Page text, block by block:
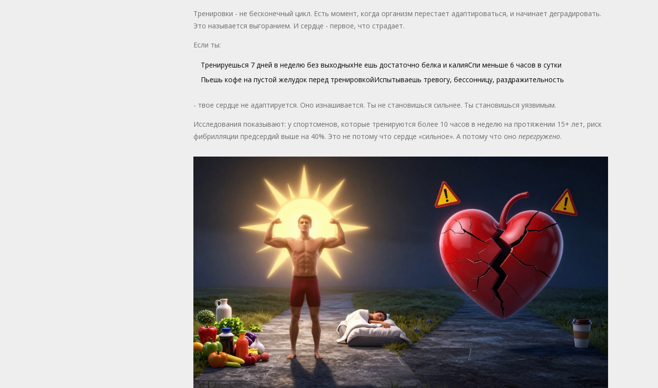
Тренировки - не бесконечный цикл. Есть момент, когда организм перестает адаптироваться, и начинает деградировать.
Это называется выгоранием. И сердце - первое, что страдает.
Если ты:
Тренируешься 7 дней в неделю без выходныхНе ешь достаточно белка и калияСпи меньше 6 часов в сутки
Пьешь кофе на пустой желудок перед тренировкойИспытываешь тревогу, бессонницу, раздражительность
- твое сердце не адаптируется. Оно изнашивается. Ты не становишься сильнее. Ты становишься уязвимым.
Исследования показывают: у спортсменов, которые тренируются более 10 часов в неделю на протяжении 15+ лет, риск
фибрилляции предсердий выше на 40%. Это не потому что сердце «сильное». А потому что оно перегружено.